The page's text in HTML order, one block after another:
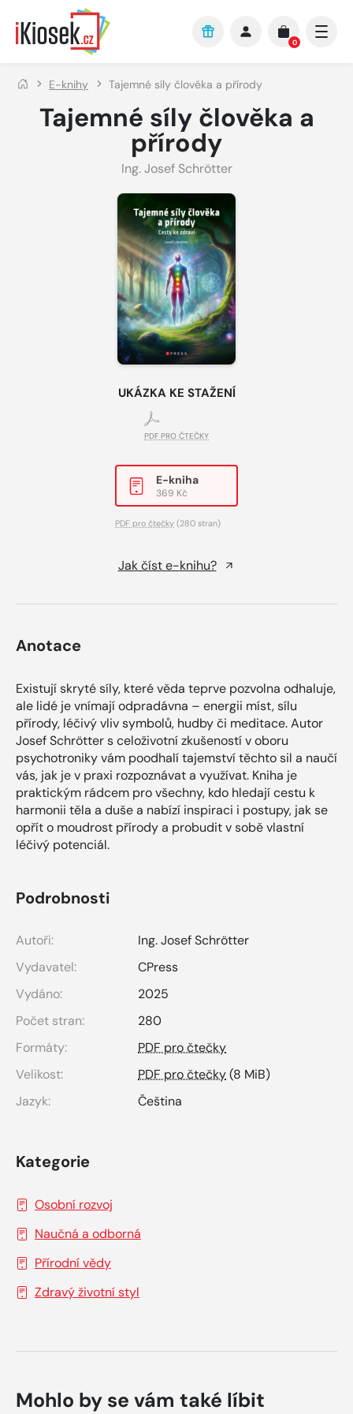
Přejít na hlavní obsah
0
E-knihy Tajemné síly člověka a přírody
Tajemné síly člověka a
přírody
Ing. Josef Schrötter
UKÁZKA KE STAŽENÍ
PDF PRO ČTEČKY
E-kniha
369 Kč
PDF pro čtečky (280 stran)
Jak číst e-knihu?
Anotace
Existují skryté síly, které věda teprve pozvolna odhaluje,
ale lidé je vnímají odpradávna – energii míst, sílu
přírody, léčivý vliv symbolů, hudby či meditace. Autor
Josef Schrötter s celoživotní zkušeností v oboru
psychotroniky vám poodhalí tajemství těchto sil a naučí
vás, jak je v praxi rozpoznávat a využívat. Kniha je
praktickým rádcem pro všechny, kdo hledají cestu k
harmonii těla a duše a nabízí inspiraci i postupy, jak se
opřít o moudrost přírody a probudit v sobě vlastní
léčivý potenciál.
Podrobnosti
Autoři:
Ing. Josef Schrötter
Vydavatel:
CPress
Vydáno:
2025
Počet stran:
280
Formáty:
PDF pro čtečky
Velikost:
PDF pro čtečky(8 MiB)
Jazyk:
Čeština
Kategorie
Osobní rozvoj
Naučná a odborná
Přírodní vědy
Zdravý životní styl
Mohlo by se vám také líbit